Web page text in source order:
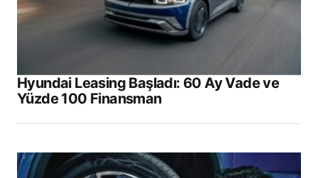
Hyundai Leasing Başladı: 60 Ay Vade ve
Yüzde 100 Finansman